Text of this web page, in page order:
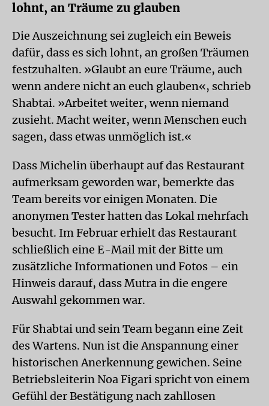
lohnt, an Träume zu glauben
Die Auszeichnung sei zugleich ein Beweis
dafür, dass es sich lohnt, an großen Träumen
festzuhalten. »Glaubt an eure Träume, auch
wenn andere nicht an euch glauben«, schrieb
Shabtai. »Arbeitet weiter, wenn niemand
zusieht. Macht weiter, wenn Menschen euch
sagen, dass etwas unmöglich ist.«
Dass Michelin überhaupt auf das Restaurant
aufmerksam geworden war, bemerkte das
Team bereits vor einigen Monaten. Die
anonymen Tester hatten das Lokal mehrfach
besucht. Im Februar erhielt das Restaurant
schließlich eine E-Mail mit der Bitte um
zusätzliche Informationen und Fotos – ein
Hinweis darauf, dass Mutra in die engere
Auswahl gekommen war.
Für Shabtai und sein Team begann eine Zeit
des Wartens. Nun ist die Anspannung einer
historischen Anerkennung gewichen. Seine
Betriebsleiterin Noa Figari spricht von einem
Gefühl der Bestätigung nach zahllosen